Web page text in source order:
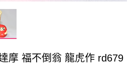
摩 福不倒翁 龍虎作 rd679